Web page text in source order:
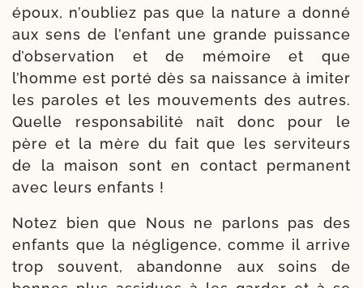
époux, n’oubliez pas que la nature a don­né
aux sens de l’enfant une grande puis­sance
d’observation et de mémoire et que
l’homme est por­té dès sa nais­sance à imi­ter
les paroles et les mou­ve­ments des autres.
Quelle res­ponsabilité naît donc pour le
père et la mère du fait que les ser­viteurs
de la mai­son sont en contact per­ma­nent
avec leurs enfants !
Notez bien que Nous ne par­lons pas des
enfants que la négli­gence, comme il arrive
trop sou­vent, aban­donne aux soins de